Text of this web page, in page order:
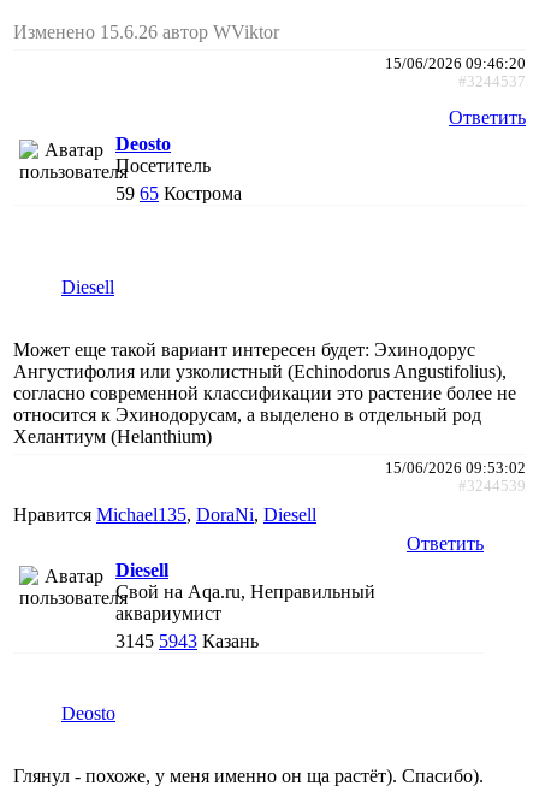
Изменено 15.6.26 автор WViktor
15/06/2026 09:46:20
#3244537
Ответить
Deosto
Посетитель
59 65 Кострома
Diesell
Может еще такой вариант интересен будет: Эхинодорус
Ангустифолия или узколистный (Echinodorus Angustifolius),
согласно современной классификации это растение более не
относится к Эхинодорусам, а выделено в отдельный род
Хелантиум (Helanthium)
15/06/2026 09:53:02
#3244539
Нравится Michael135, DoraNi, Diesell
Ответить
Diesell
Свой на Aqa.ru, Неправильный
аквариумист
3145 5943 Казань
Deosto
Глянул - похоже, у меня именно он ща растёт). Спасибо).